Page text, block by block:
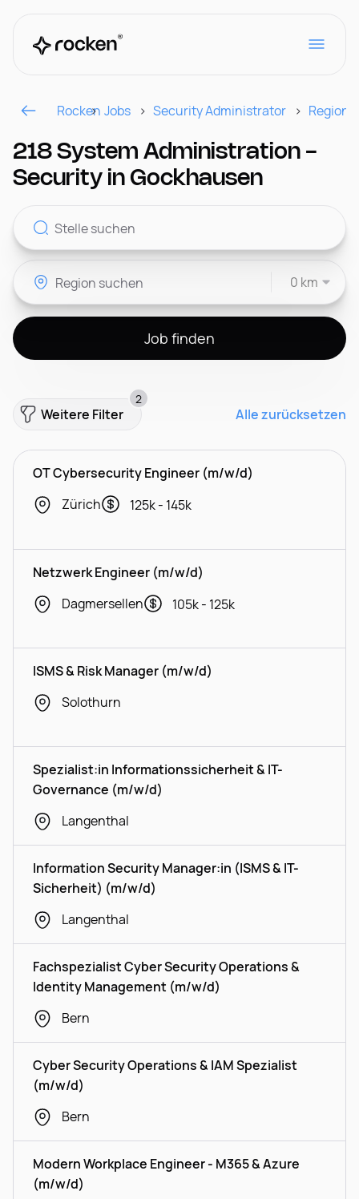
Für Arbeitgeber
Kontakt
CH
Rocken Jobs Security Administrator Region
218 System Administration -
Security in Gockhausen
0 km
Job finden
Weitere Filter
2
Alle zurücksetzen
OT Cybersecurity Engineer (m/w/d)
Zürich
125k - 145k
Netzwerk Engineer (m/w/d)
Dagmersellen
105k - 125k
ISMS & Risk Manager (m/w/d)
Solothurn
Spezialist:in Informationssicherheit & IT-
Governance (m/w/d)
Langenthal
Information Security Manager:in (ISMS & IT-
Sicherheit) (m/w/d)
Langenthal
Fachspezialist Cyber Security Operations &
Identity Management (m/w/d)
Bern
Cyber Security Operations & IAM Spezialist
(m/w/d)
Bern
Modern Workplace Engineer - M365 & Azure
(m/w/d)